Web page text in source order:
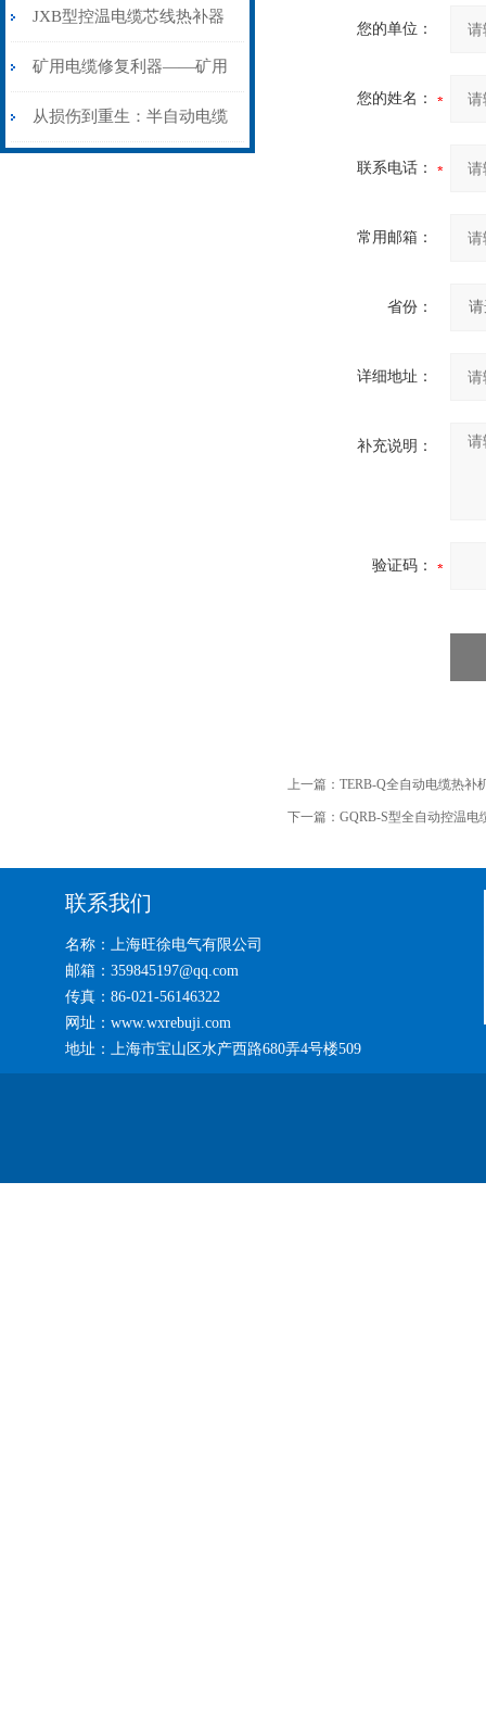
步作业法
山电力动脉的“智能外科医
生”
JXB型控温电缆芯线热补器
安装与接线：精准修复的工
艺基石
矿用电缆修复利器——矿用
电缆热补机智能控温，安全
从损伤到重生：半自动电缆
您的单位：
您的姓名：
联系电话：
常用邮箱：
省份：
详细地址：
补充说明：
验证码：
上一篇： TERB-Q全自动电缆热补
下一篇： GQRB-S型全自动控温电
联系我们
名称：上海旺徐电气有限公司
邮箱：359845197@qq.com
传真：86-021-56146322
网址：www.wxrebuji.com
地址：上海市宝山区水产西路680弄4号楼509